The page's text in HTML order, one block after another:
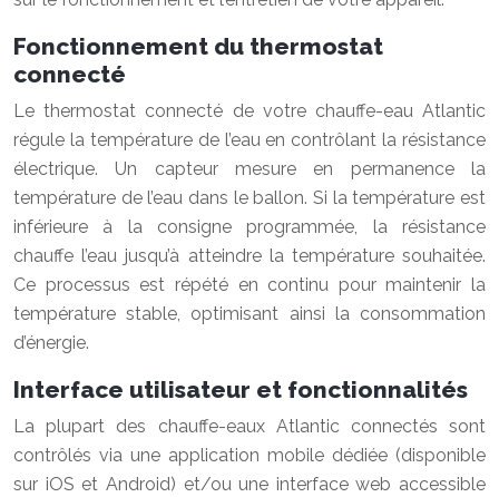
Fonctionnement du thermostat
connecté
Le thermostat connecté de votre chauffe-eau Atlantic
régule la température de l’eau en contrôlant la résistance
électrique. Un capteur mesure en permanence la
température de l’eau dans le ballon. Si la température est
inférieure à la consigne programmée, la résistance
chauffe l’eau jusqu’à atteindre la température souhaitée.
Ce processus est répété en continu pour maintenir la
température stable, optimisant ainsi la consommation
d’énergie.
Interface utilisateur et fonctionnalités
La plupart des chauffe-eaux Atlantic connectés sont
contrôlés via une application mobile dédiée (disponible
sur iOS et Android) et/ou une interface web accessible